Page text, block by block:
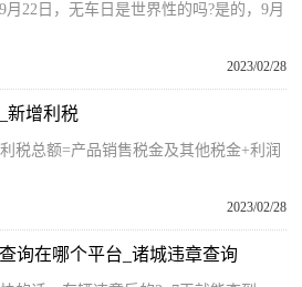
22日，无车日是世界性的吗?是的，9月
2023/02/28
新增利税
税总额=产品销售税金及其他税金+利润
2023/02/28
询在哪个平台_诸城违章查询